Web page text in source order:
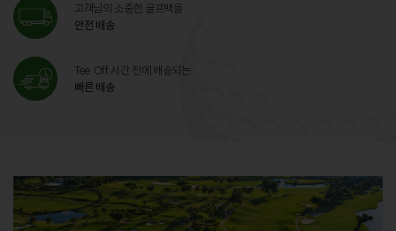
고객님의 소중한 골프백을
안전 배송
Tee Off 시간 전에 배송되는
빠른 배송